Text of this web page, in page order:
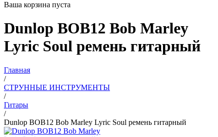
Ваша корзина пуста
Dunlop BOB12 Bob Marley
Lyric Soul ремень гитарный
Главная
/
СТРУННЫЕ ИНСТРУМЕНТЫ
/
Гитары
/
Dunlop BOB12 Bob Marley Lyric Soul ремень гитарный